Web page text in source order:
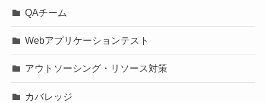
QAチーム
Webアプリケーションテスト
アウトソーシング・リソース対策
カバレッジ